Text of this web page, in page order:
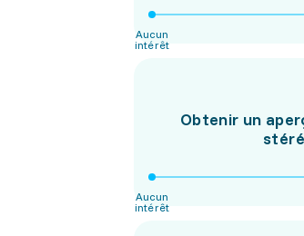
Aucun
intérêt
Obtenir un
Aucun
intérêt